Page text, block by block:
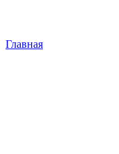
Главная